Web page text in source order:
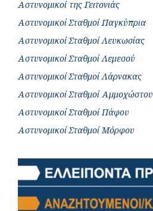
Αστυνομικοί της Γειτονιάς
Αστυνομικοί Σταθμοί Παγκύπρια
Αστυνομικοί Σταθμοί Λευκωσίας
Αστυνομικοί Σταθμοί Λεμεσού
Αστυνομικοί Σταθμοί Λάρνακας
Αστυνομικοί Σταθμοί Αμμοχώστου
Αστυνομικοί Σταθμοί Πάφου
Αστυνομικοί Σταθμοί Μόρφου